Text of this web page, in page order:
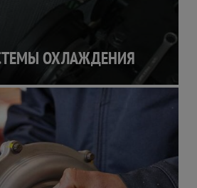
ОХЛАЖДЕНИЯ